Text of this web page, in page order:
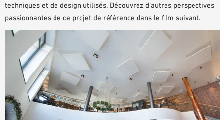
techniques et de design utilisés. Découvrez d’autres perspectives
passionnantes de ce projet de référence dans le film suivant.